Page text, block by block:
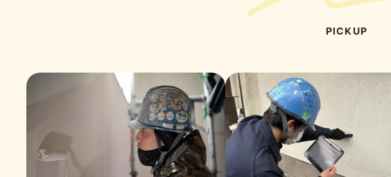
PICKUP